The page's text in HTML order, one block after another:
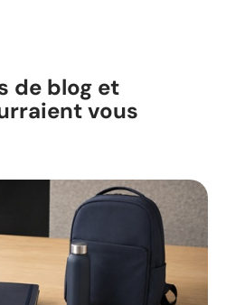
de blog et
vous